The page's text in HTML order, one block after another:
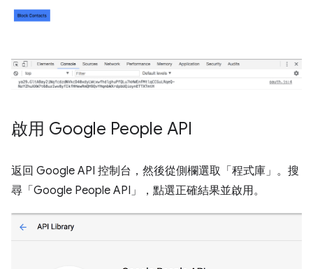
啟用 Google People API
返回 Google API 控制台，然後從側欄選取「程式庫」 。搜
尋「Google People API」，點選正確結果並啟用。